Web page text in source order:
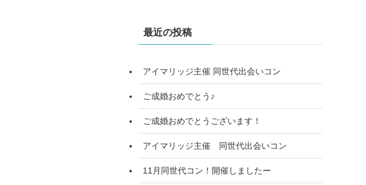
最近の投稿
アイマリッジ主催 同世代出会いコン
ご成婚おめでとう♪
ご成婚おめでとうございます！
アイマリッジ主催 同世代出会いコン
11月同世代コン！開催しましたー